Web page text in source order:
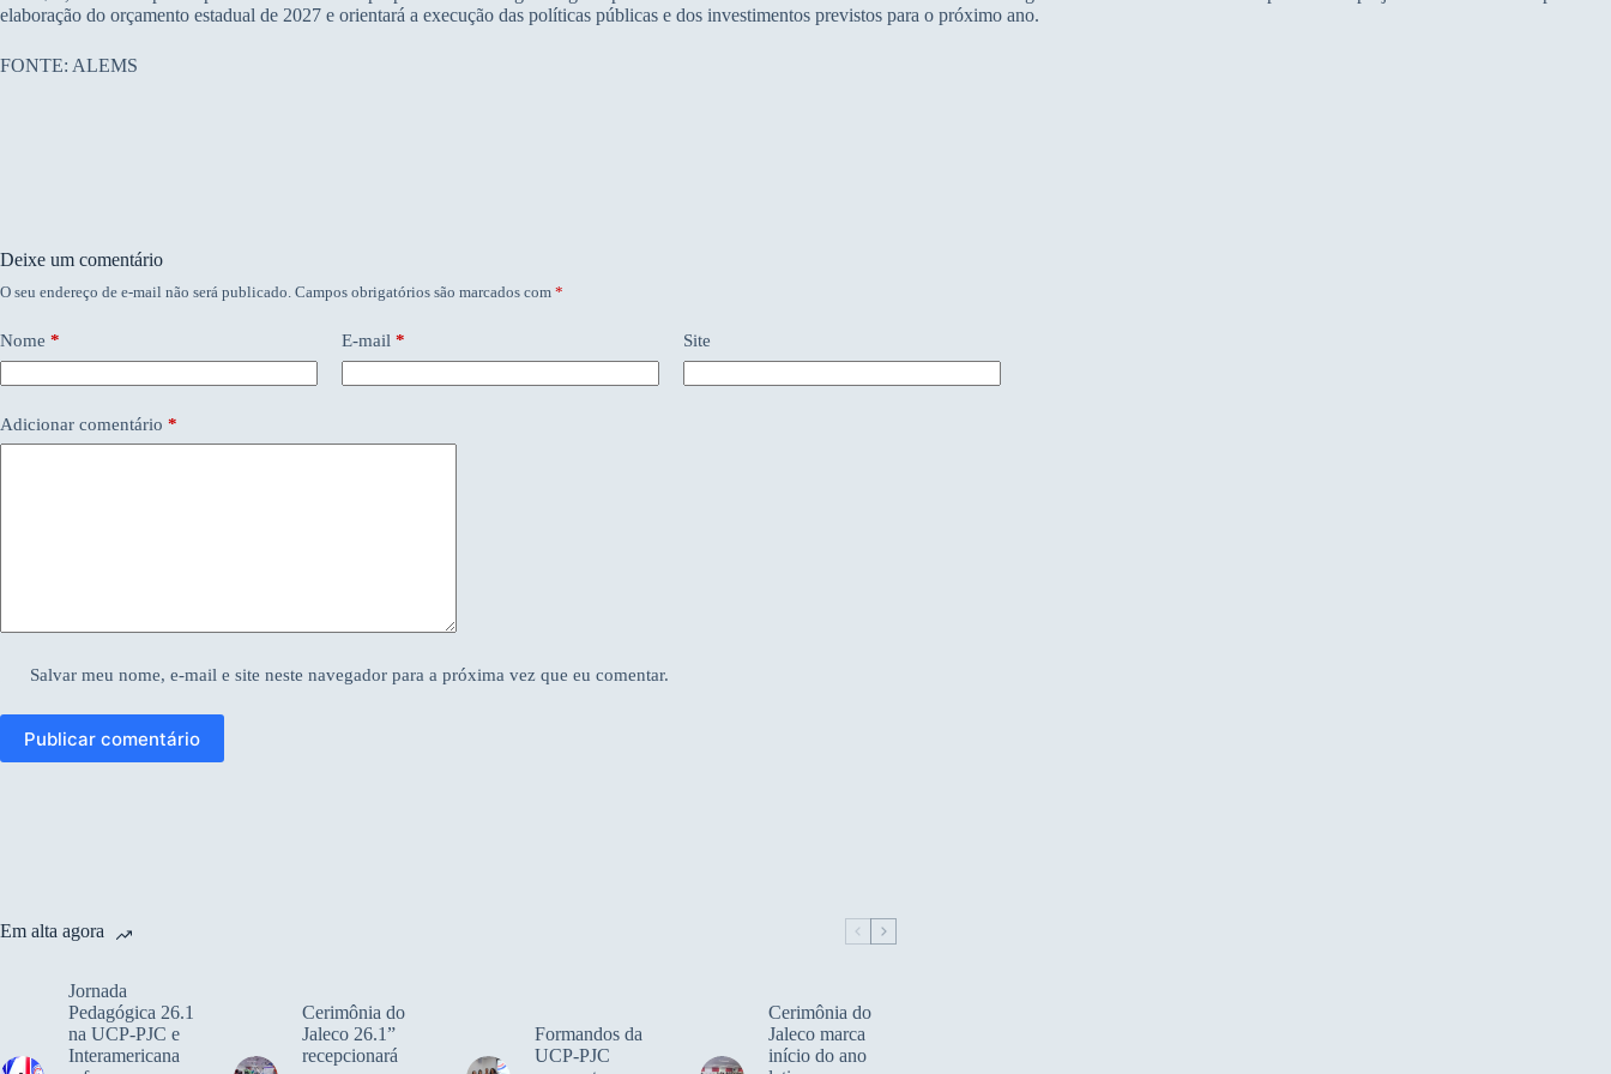
elaboração do orçamento estadual de 2027 e orientará a execução das políticas públicas e dos investimentos previstos para o próximo ano.
FONTE: ALEMS
Deixe um comentário
O seu endereço de e-mail não será publicado. Campos obrigatórios são marcados com *
Nome * E-mail * Site
Adicionar comentário *
Salvar meu nome, e-mail e site neste navegador para a próxima vez que eu comentar.
Publicar comentário
Em alta agora
Jornada
Pedagógica 26.1
na UCP-PJC e
Interamericana
Cerimônia do
Jaleco 26.1”
recepcionará
Formandos da
UCP-PJC
Cerimônia do
Jaleco marca
início do ano